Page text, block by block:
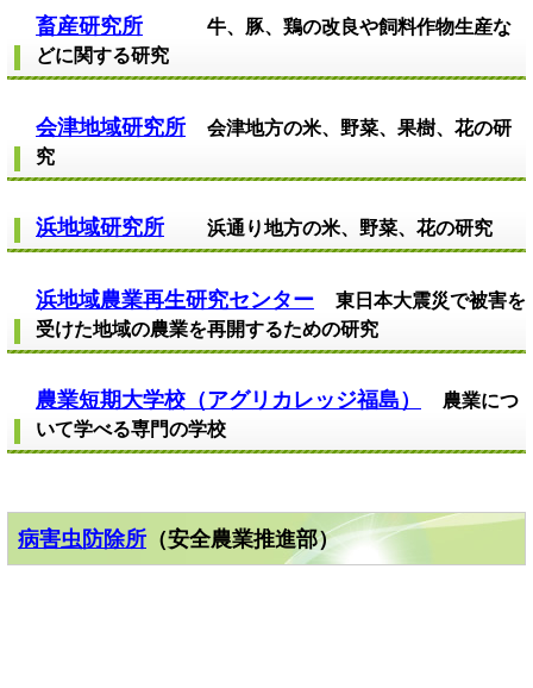
畜産研究所
牛、豚、鶏の改良や飼料作物生産な
どに関する研究
会津地域研究所
会津地方の米、野菜、果樹、花の研
究
浜地域研究所 浜通り地方の米、野菜、花の研究
浜地域農業再生研究センター
東日本大震災で被害を
受けた地域の農業を再開するための研究
農業短期大学校（アグリカレッジ福島）
農業につ
いて学べる専門の学校
病害虫防除所 （安全農業推進部）